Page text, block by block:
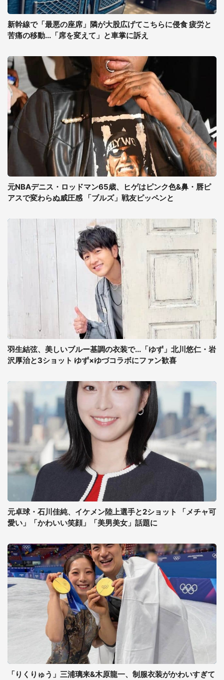
新幹線で「最悪の座席」隣が大股広げてこちらに侵食 疲労と
苦痛の移動...「席を変えて」と車掌に訴え
元NBAデニス・ロッドマン65歳、ヒゲはピンク色&鼻・唇ピ
アスで変わらぬ威圧感 「ブルズ」戦友ピッペンと
羽生結弦、美しいブルー基調の衣装で...「ゆず」北川悠仁・岩
沢厚治と3ショット ゆず×ゆづコラボにファン歓喜
元卓球・石川佳純、イケメン陸上選手と2ショット 「メチャ可
愛い」「かわいい笑顔」「美男美女」話題に
「りくりゅう」三浦璃来&木原龍一、制服衣装がかわいすぎて